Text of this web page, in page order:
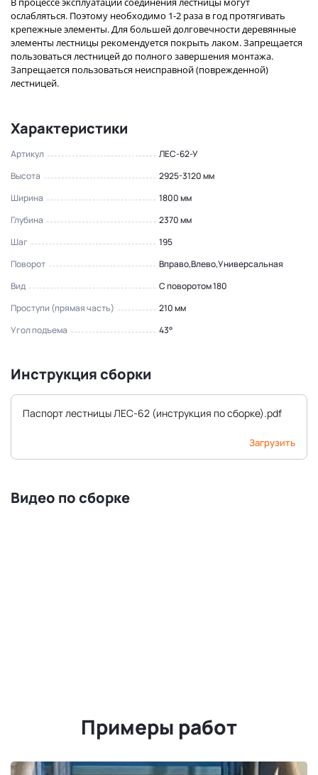
ослабляться. Поэтому необходимо 1-2 раза в год протягивать
крепежные элементы. Для большей долговечности деревянные
элементы лестницы рекомендуется покрыть лаком. Запрещается
пользоваться лестницей до полного завершения монтажа.
Запрещается пользоваться неисправной (поврежденной)
лестницей.
Характеристики
Артикул
ЛЕС-62-У
Высота
2925-3120 мм
Ширина
1800 мм
Глубина
2370 мм
Шаг
195
Поворот
Вправо,Влево,Универсальная
Вид
С поворотом 180
Проступи (прямая часть)
210 мм
Угол подъема
43°
Инструкция сборки
Паспорт лестницы ЛЕС-62 (инструкция по сборке).pdf
Загрузить
Видео по сборке
Примеры работ